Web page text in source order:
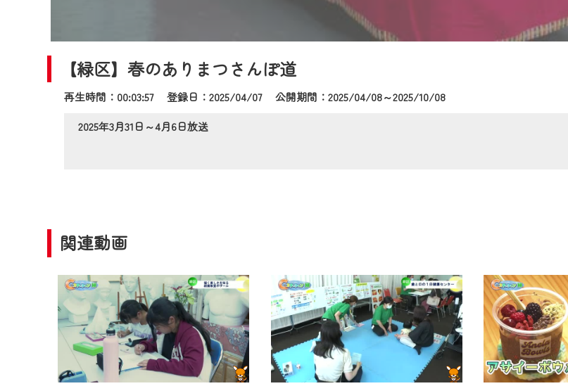
【緑区】春のありまつさんぽ道
再生時間：00:03:57 登録日：2025/04/07公開期間：2025/04/08～2025/10/08
2025年3月31日～4月6日放送
関連動画
CCNetWebTVのリニューアルにともないメンテナンス作業を予定しています。
日時 9/24 9:30～16:30
ご不便をおかけいたしますが、ご了承の程よろしくお願いいたします。